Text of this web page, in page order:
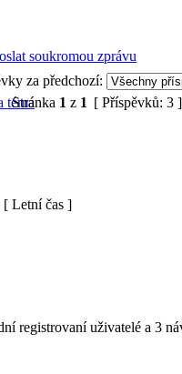
za předchozí:
Stránka 1 z 1 [ Příspěvků: 3
Letní čas ]
registrovaní uživatelé a 3